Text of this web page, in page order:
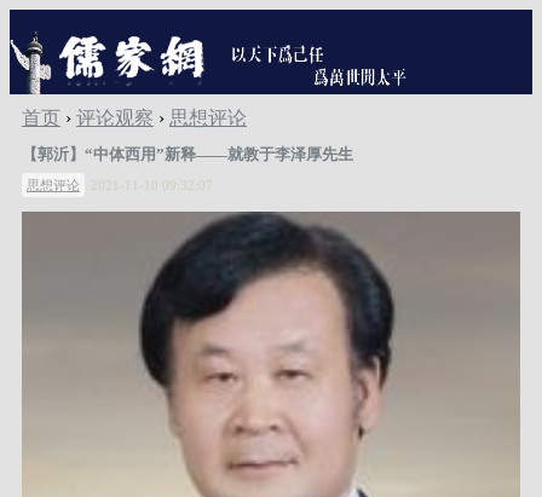
首页 › 评论观察 › 思想评论
【郭沂】“中体西用”新释——就教于李泽厚先生
思想评论 2021-11-10 09:32:07